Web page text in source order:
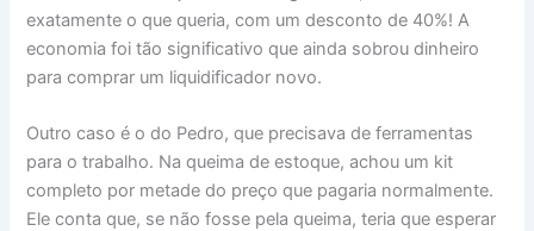
exatamente o que queria, com um desconto de 40%! A
economia foi tão significativo que ainda sobrou dinheiro
para comprar um liquidificador novo.
Outro caso é o do Pedro, que precisava de ferramentas
para o trabalho. Na queima de estoque, achou um kit
completo por metade do preço que pagaria normalmente.
Ele conta que, se não fosse pela queima, teria que esperar